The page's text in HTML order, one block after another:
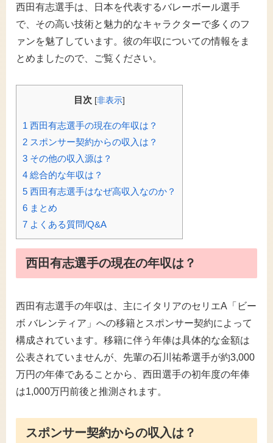
西田有志選手は、日本を代表するバレーボール選手
で、その高い技術と魅力的なキャラクターで多くのフ
ァンを魅了しています。彼の年収についての情報をま
とめましたので、ご覧ください。
目次 [非表示]
1 西田有志選手の現在の年収は？
2 スポンサー契約からの収入は？
3 その他の収入源は？
4 総合的な年収は？
5 西田有志選手はなぜ高収入なのか？
6 まとめ
7 よくある質問/Q&A
西田有志選手の現在の年収は？
西田有志選手の年収は、主にイタリアのセリエA「ビー
ボ バレンティア」への移籍とスポンサー契約によって
構成されています。移籍に伴う年俸は具体的な金額は
公表されていませんが、先輩の石川祐希選手が約3,000
万円の年俸であることから、西田選手の初年度の年俸
は1,000万円前後と推測されます​。
スポンサー契約からの収入は？